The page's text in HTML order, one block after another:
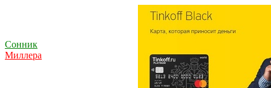
Сонник
Миллера